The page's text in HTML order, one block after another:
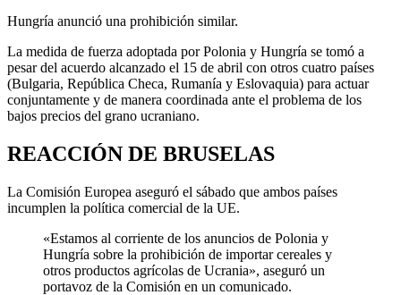
Hungría anunció una prohibición similar.
La medida de fuerza adoptada por Polonia y Hungría se tomó a
pesar del acuerdo alcanzado el 15 de abril con otros cuatro países
(Bulgaria, República Checa, Rumanía y Eslovaquia) para actuar
conjuntamente y de manera coordinada ante el problema de los
bajos precios del grano ucraniano.
REACCIÓN DE BRUSELAS
La Comisión Europea aseguró el sábado que ambos países
incumplen la política comercial de la UE.
«Estamos al corriente de los anuncios de Polonia y
Hungría sobre la prohibición de importar cereales y
otros productos agrícolas de Ucrania», aseguró un
portavoz de la Comisión en un comunicado.